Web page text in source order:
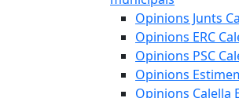
Opinions Junts
Opinions ERC
Opinions PSC
Opinions
Opinions Calella